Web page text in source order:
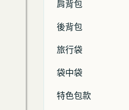
肩背包
後背包
旅行袋
袋中袋
特色包款